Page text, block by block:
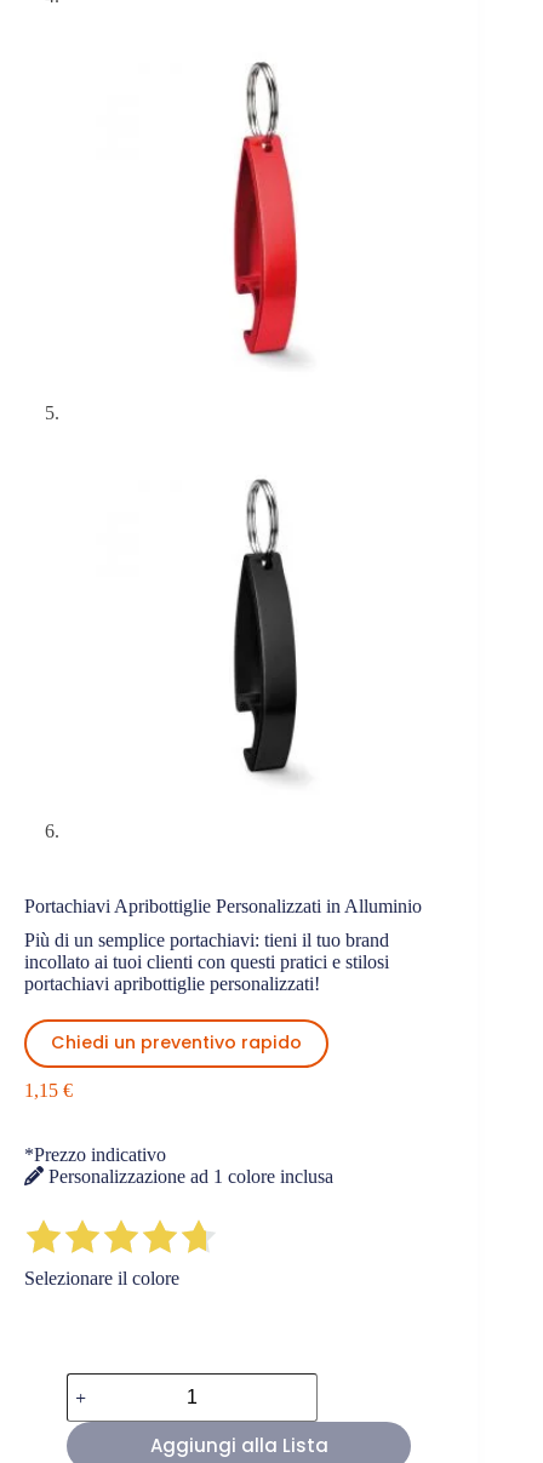
Portachiavi Apribottiglie Personalizzati in Alluminio
Più di un semplice portachiavi: tieni il tuo brand
incollato ai tuoi clienti con questi pratici e stilosi
portachiavi apribottiglie personalizzati!
Chiedi un preventivo rapido
1,15 €
*Prezzo indicativo
Personalizzazione ad 1 colore inclusa
Selezionare il colore
Portachiavi
Apribottiglie
Personalizzati
in
Aggiungi alla Lista